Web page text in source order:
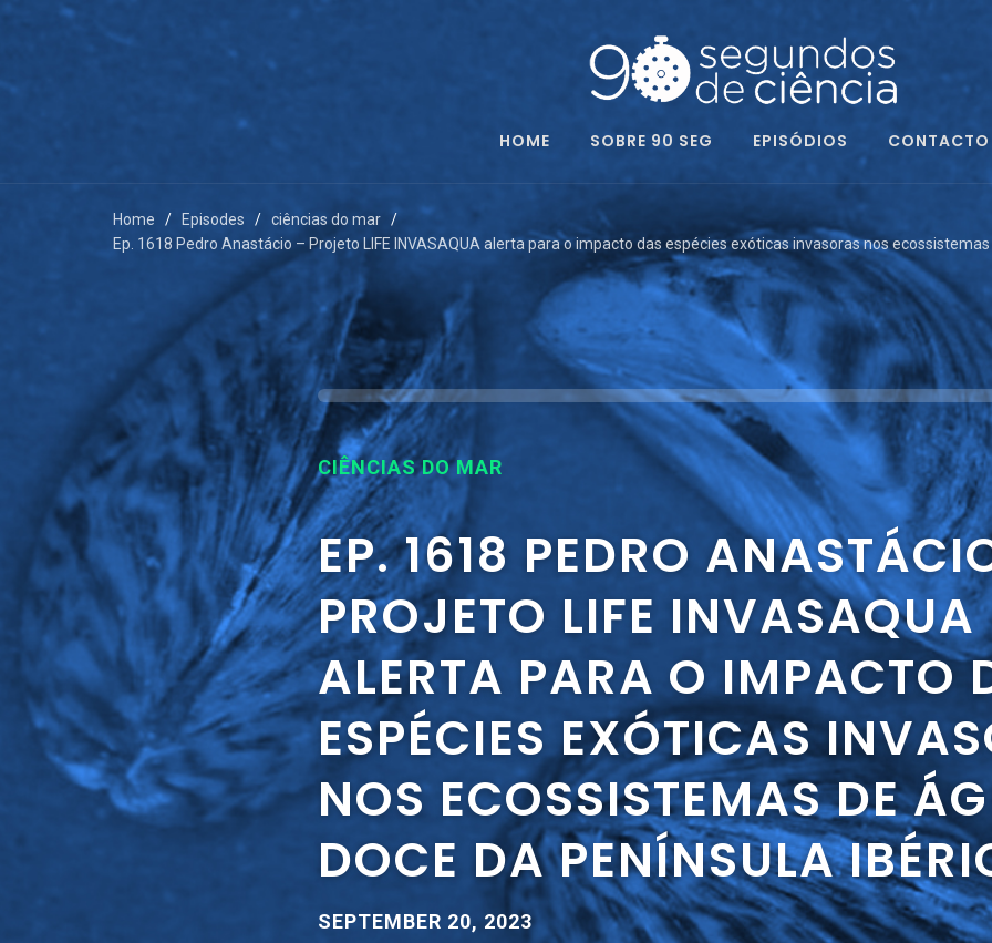
HOME SOBRE 90 SEG EPISÓDIOS CONTACTO
Home Episodes
ciências do mar
Ep. 1618 Pedro Anastácio – Projeto LIFE INVASAQUA alerta para o impacto das espécies exóticas invasoras nos
CIÊNCIAS DO MAR
EP. 1618 PEDRO
PROJETO LIFE INVASAQUA
ALERTA PARA O IMPACTO
ESPÉCIES EXÓTICAS
NOS ECOSSISTEMAS DE
DOCE DA PENÍNSULA
SEPTEMBER 20, 2023